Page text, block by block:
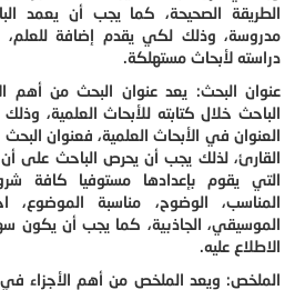
الطريقة الصحيحة، كما يجب أن يعمد
مدروسة، وذلك لكي يقدم إضافة
دراسته لأبحاث مستهلكة.
عنوان البحث: يعد عنوان البحث من أهم
الباحث خلال كتابته للأبحاث العلمية،
العنوان في الأبحاث العلمية، فعنوان
القارئ، لذلك يجب أن يحرص الباحث على أن
التي يقوم بإعدادها مستوفيا كافة
المناسب، الوضوح، مناسبة الموضوع،
الموسيقي، الجاذبية، كما يجب أن يكون
الاطلاع عليه.
الملخص: ويعد الملخص من أهم الأجزاء في